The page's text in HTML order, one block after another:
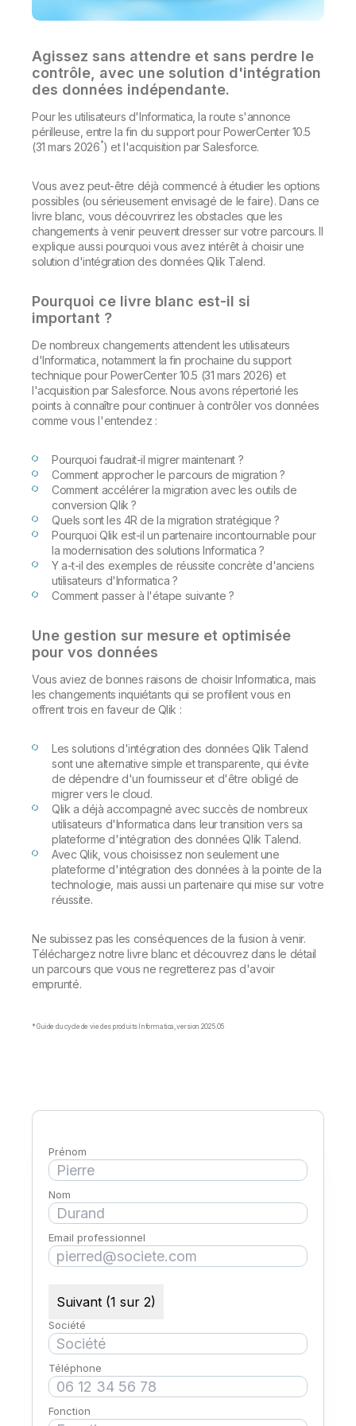
Onboarding
Documentation produits
Presse
Nos bureaux dans le monde
Talend
insights plus pertinents et optimiser vos résultats.
Agissez sans attendre et sans perdre le
contrôle, avec une solution d'intégration
des données indépendante.
Pour les utilisateurs d'Informatica, la route s'annonce
périlleuse, entre la fin du support pour PowerCenter 10.5
(31 mars 2026 *) et l'acquisition par Salesforce.
Vous avez peut-être déjà commencé à étudier les options
possibles (ou sérieusement envisagé de le faire). Dans ce
livre blanc, vous découvrirez les obstacles que les
changements à venir peuvent dresser sur votre parcours. Il
explique aussi pourquoi vous avez intérêt à choisir une
solution d'intégration des données Qlik Talend.
Pourquoi ce livre blanc est-il si
important ?
De nombreux changements attendent les utilisateurs
d'Informatica, notamment la fin prochaine du support
technique pour PowerCenter 10.5 (31 mars 2026) et
l'acquisition par Salesforce. Nous avons répertorié les
points à connaître pour continuer à contrôler vos données
comme vous l'entendez :
Pourquoi faudrait-il migrer maintenant ?
Comment approcher le parcours de migration ?
Comment accélérer la migration avec les outils de
conversion Qlik ?
Quels sont les 4R de la migration stratégique ?
Pourquoi Qlik est-il un partenaire incontournable pour
la modernisation des solutions Informatica ?
Y a-t-il des exemples de réussite concrète d'anciens
utilisateurs d'Informatica ?
Comment passer à l'étape suivante ?
Une gestion sur mesure et optimisée
pour vos données
Vous aviez de bonnes raisons de choisir Informatica, mais
les changements inquiétants qui se profilent vous en
offrent trois en faveur de Qlik :
Les solutions d'intégration des données Qlik Talend
sont une alternative simple et transparente, qui évite
de dépendre d'un fournisseur et d'être obligé de
migrer vers le cloud.
Qlik a déjà accompagné avec succès de nombreux
utilisateurs d'Informatica dans leur transition vers sa
plateforme d'intégration des données Qlik Talend.
Avec Qlik, vous choisissez non seulement une
plateforme d'intégration des données à la pointe de la
technologie, mais aussi un partenaire qui mise sur votre
réussite.
Ne subissez pas les conséquences de la fusion à venir.
Téléchargez notre livre blanc et découvrez dans le détail
un parcours que vous ne regretterez pas d'avoir
emprunté.
* Guide du cycle de vie des produits Informatica, version 2025.05
Prénom
Nom
Email professionnel
Suivant (1 sur 2)
Société
Téléphone
Fonction